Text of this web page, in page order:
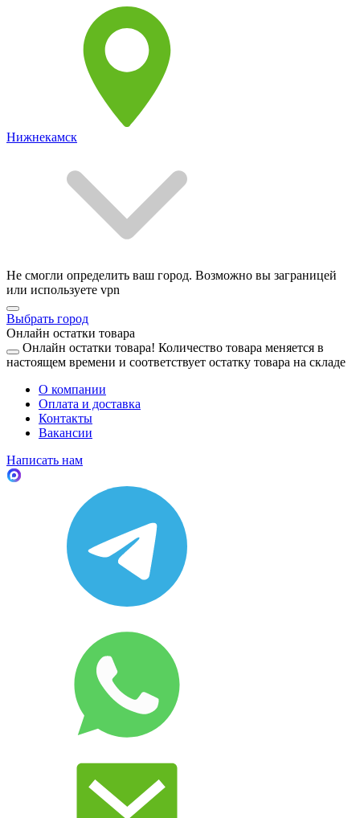
Нижнекамск
Не смогли определить ваш город. Возможно вы заграницей
или используете vpn
Выбрать город
Онлайн остатки товара
Онлайн остатки товара! Количество товара меняется в
настоящем времени и соответствует остатку товара на складе
О компании
Оплата и доставка
Контакты
Вакансии
Написать нам